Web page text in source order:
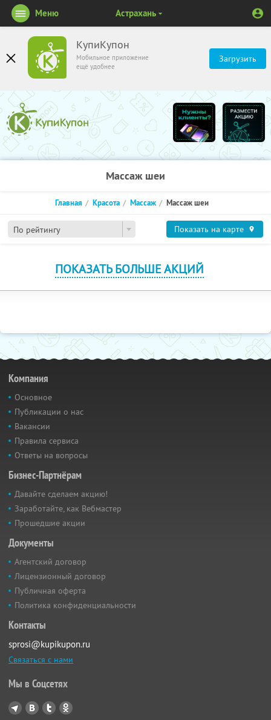
КупиКупон
Мобильное приложение
ещё удобнее
Загрузить
Меню Астрахань
Массаж шеи
По рейтингу
Главная Красота Массаж Массаж шеи
Показать на карте
ПОКАЗАТЬ БОЛЬШЕ АКЦИЙ
Компания
Основное
Публикации о нас
Вакансии
Правила сервиса
Ответы на вопросы
Бизнес-Партнёрам
Давайте сделаем акцию!
Заработайте, как Вебмастер
Прошедшие акции
Документы
Агентский договор
Лицензионный договор
Публичная оферта
Политика конфиденциальности
Контакты
sprosi@kupikupon.ru
Связаться с нами
Мы в Соцсетях